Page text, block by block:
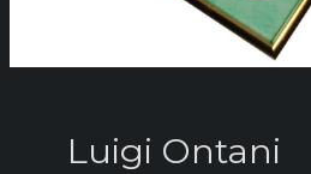
Luigi Ontani